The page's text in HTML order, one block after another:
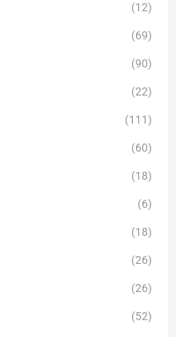
(12)
(69)
(90)
(22)
(111)
(60)
(18)
(6)
(18)
(26)
(26)
(52)